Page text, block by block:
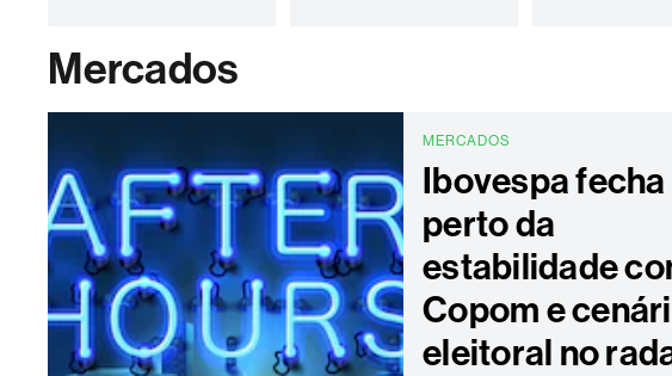
Mercados
MERCADOS
Ibovespa fecha
perto da
estabilidade
Copom e
eleitoral no